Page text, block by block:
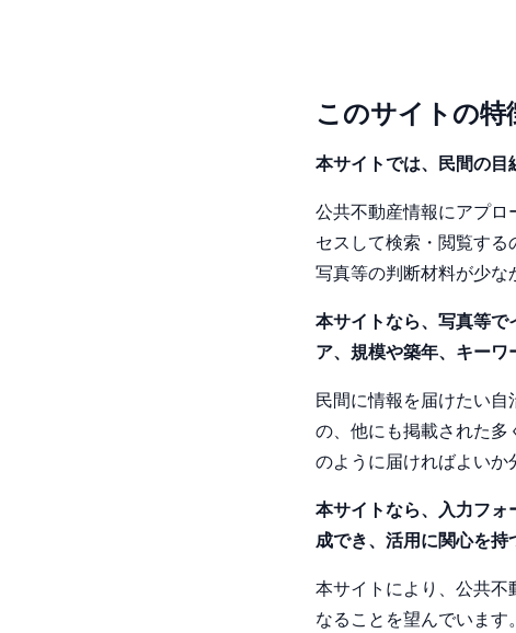
このサイトの特
本サイトでは、民間の目
公共不動産情報にアプ
セスして検索・閲覧する
写真等の判断材料が少な
本サイトなら、写真等
ア、規模や築年、キー
民間に情報を届けたい
の、他にも掲載された
のように届ければよいか
本サイトなら、入力フ
成でき、活用に関心を
本サイトにより、公共
なることを望んでいます。